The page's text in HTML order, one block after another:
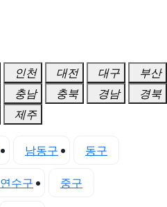
인천 대전 대구
부산
충남 충북 경남
경북
제주
남동구 동구
연수구 중구